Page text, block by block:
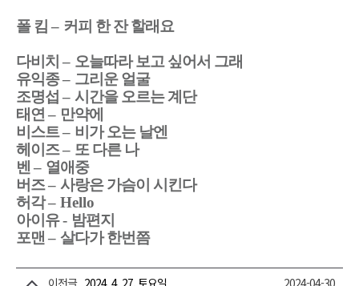
폴 킴 – 커피 한 잔 할래요
다비치 – 오늘따라 보고 싶어서 그래
유익종– 그리운 얼굴
조명섭 – 시간을 오르는 계단
태연 – 만약에
비스트– 비가 오는 날엔
헤이즈– 또 다른 나
벤 – 열애중
버즈– 사랑은 가슴이 시킨다
허각– Hello
아이유- 밤편지
포맨 – 살다가 한번쯤
이전글 2024. 4. 27. 토요일 2024-04-30